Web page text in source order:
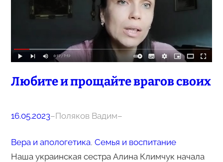
Любите и прощайте врагов своих
16.05.2023–Поляков Вадим–
Вера и апологетика, Семья и воспитание
Наша украинская сестра Алина Климчук начала